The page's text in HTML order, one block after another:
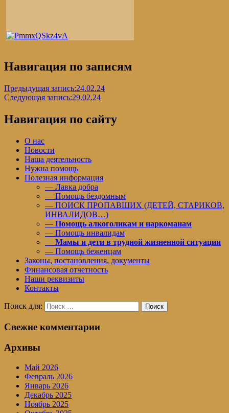
Навигация по записям
Предыдущая запись:24.02.24
Следующая запись:29.02.24
Навигация по сайту
О нас
Новости
Наша деятельность
Нужна помощь
Полезная информация
— Лавка добра
— Помощь бездомным
— ПОИСК ПРОПАВШИХ (ДЕТЕЙ, СТАРИКОВ,
ИНВАЛИДОВ…)
— Помощь алкоголикам и наркоманам
— Помощь инвалидам
— Мамы и дети в трудной жизненной ситуации
— Помощь беженцам
Законы, постановления, документы
Финансовая отчетность
Наши реквизиты
Контакты
Поиск для: Поиск
Свежие комментарии
Архивы
Май 2026
Февраль 2026
Январь 2026
Декабрь 2025
Ноябрь 2025